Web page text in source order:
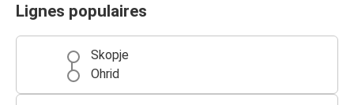
Lignes populaires
Skopje
Ohrid